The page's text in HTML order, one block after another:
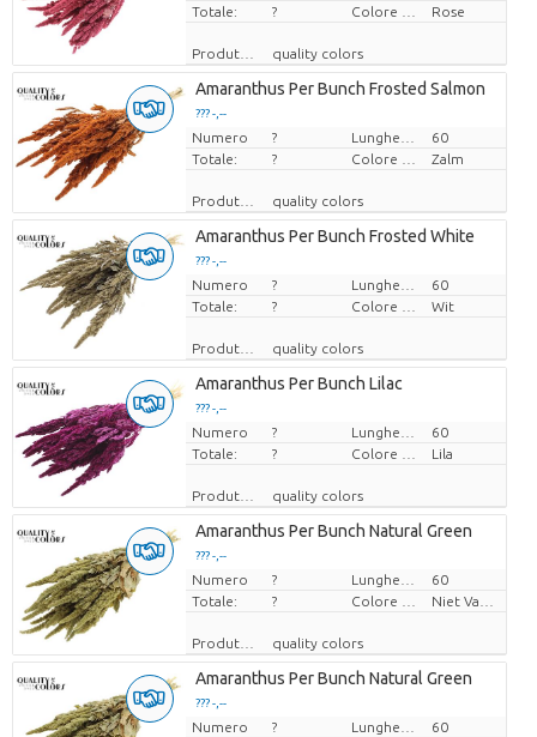
Totale:
? Rose
Produttore quality colors
Amaranthus Per Bunch Frosted Salmon
??? -,--
Prezzo x uno
Numero ?
60
Totale:
? Zalm
Produttore quality colors
Amaranthus Per Bunch Frosted White
??? -,--
Prezzo x uno
Numero ?
60
Totale:
? Wit
Produttore quality colors
Amaranthus Per Bunch Lilac
??? -,--
Prezzo x uno
Numero ?
60
Totale:
? Lila
Produttore quality colors
Amaranthus Per Bunch Natural Green
??? -,--
Prezzo x uno
Numero ?
60
Totale:
?
Produttore quality colors
Amaranthus Per Bunch Natural Green
??? -,--
Prezzo x uno
Numero ?
60